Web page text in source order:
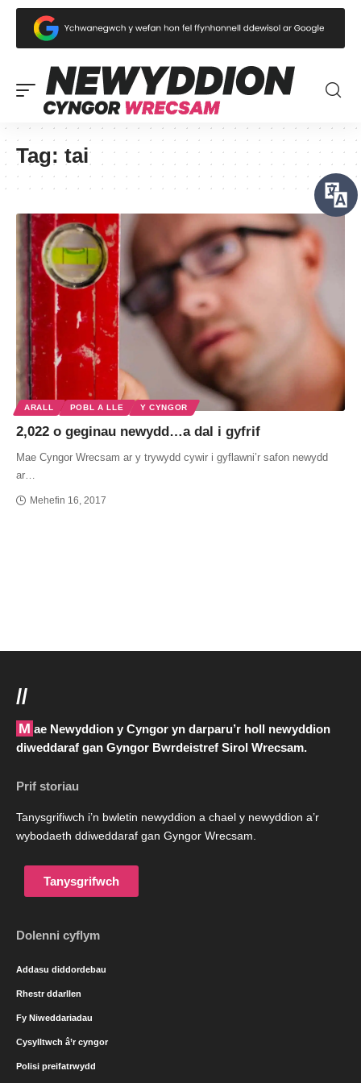
Tag: tai
ARALL POBL A LLE Y CYNGOR
2,022 o geginau newydd…a dal i gyfrif
Mae Cyngor Wrecsam ar y trywydd cywir i gyflawni’r safon newydd
ar…
Mehefin 16, 2017
//
Mae Newyddion y Cyngor yn darparu’r holl newyddion
diweddaraf gan Gyngor Bwrdeistref Sirol Wrecsam.
Prif storiau
Tanysgrifiwch i’n bwletin newyddion a chael y newyddion a’r
wybodaeth ddiweddaraf gan Gyngor Wrecsam.
Tanysgrifwch
Dolenni cyflym
Addasu diddordebau
Rhestr ddarllen
Fy Niweddariadau
Cysylltwch â’r cyngor
Polisi preifatrwydd